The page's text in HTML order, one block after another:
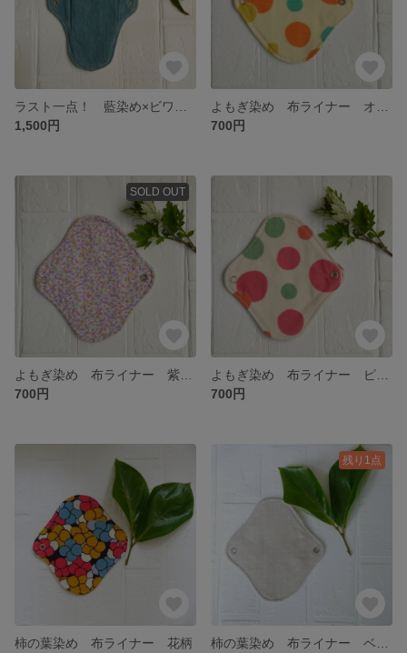
1,500円
700円
SOLD OUT
700円
700円
柿の葉染め 布ライナー 花柄
残り1点